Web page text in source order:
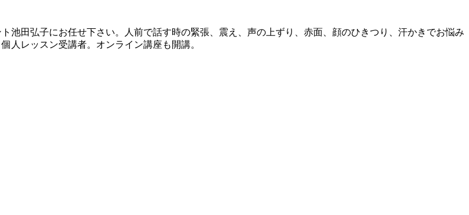
池田弘子にお任せ下さい。人前で話す時の緊張、震え、声の上ずり、赤面、顔のひきつり、汗かきでお悩み
人レッスン受講者。オンライン講座も開講。